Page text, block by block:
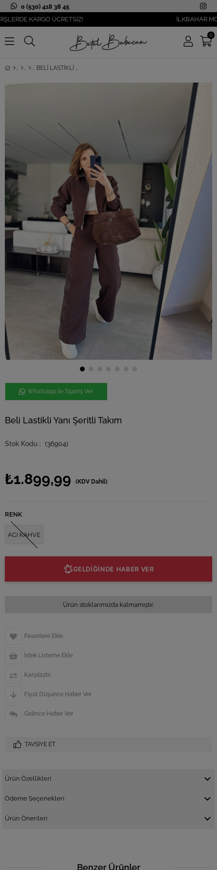
0 (530) 418 38 45
KARGO ÜCRETSİZ!
İLKBAHAR
0
BELI LASTIKLI YANI ŞERITLI TAKIM
Whatsapp ile Sipariş Ver
Beli Lastikli Yanı Şeritli Takım
(36904)
₺1.899,99 (KDV Dahil)
RENK
ACI KAHVE
GELDİĞİNDE HABER VER
Ürün stoklarımızda kalmamıştır.
Favorilere Ekle
İstek Listeme Ekle
Karşılaştır
Fiyat Düşünce Haber Ver
Gelince Haber Ver
TAVSIYE ET
Ürün Özellikleri
Ödeme Seçenekleri
Ürün Önerileri
Benzer Ürünler